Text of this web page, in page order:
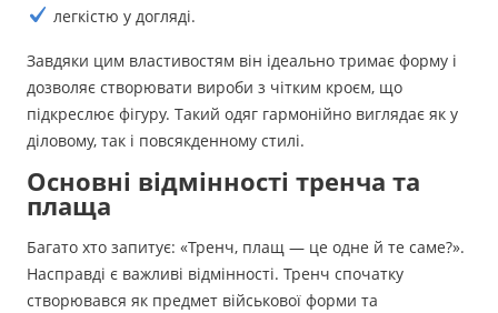
легкістю у догляді.
Завдяки цим властивостям він ідеально тримає форму і
дозволяє створювати вироби з чітким кроєм, що
підкреслює фігуру. Такий одяг гармонійно виглядає як у
діловому, так і повсякденному стилі.
Основні відмінності тренча та
плаща
Багато хто запитує: «Тренч, плащ — це одне й те саме?».
Насправді є важливі відмінності. Тренч спочатку
створювався як предмет військової форми та